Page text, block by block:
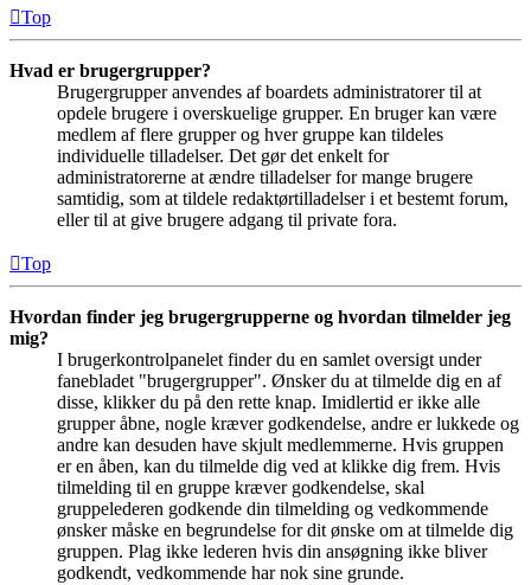
Top
Hvad er brugergrupper?
Brugergrupper anvendes af boardets administratorer til at
opdele brugere i overskuelige grupper. En bruger kan være
medlem af flere grupper og hver gruppe kan tildeles
individuelle tilladelser. Det gør det enkelt for
administratorerne at ændre tilladelser for mange brugere
samtidig, som at tildele redaktørtilladelser i et bestemt forum,
eller til at give brugere adgang til private fora.
Top
Hvordan finder jeg brugergrupperne og hvordan tilmelder jeg
mig?
I brugerkontrolpanelet finder du en samlet oversigt under
fanebladet "brugergrupper". Ønsker du at tilmelde dig en af
disse, klikker du på den rette knap. Imidlertid er ikke alle
grupper åbne, nogle kræver godkendelse, andre er lukkede og
andre kan desuden have skjult medlemmerne. Hvis gruppen
er en åben, kan du tilmelde dig ved at klikke dig frem. Hvis
tilmelding til en gruppe kræver godkendelse, skal
gruppelederen godkende din tilmelding og vedkommende
ønsker måske en begrundelse for dit ønske om at tilmelde dig
gruppen. Plag ikke lederen hvis din ansøgning ikke bliver
godkendt, vedkommende har nok sine grunde.